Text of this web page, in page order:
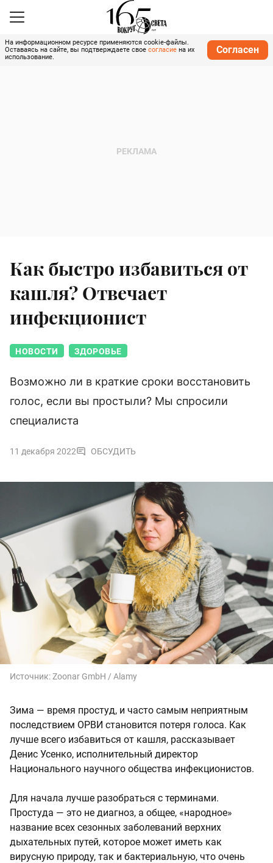
На информационном ресурсе применяются cookie-файлы.
Оставаясь на сайте, вы подтверждаете свое согласие на их
использование.
Согласен
Как быстро избавиться от
кашля? Отвечает
инфекционист
НОВОСТИ ЗДОРОВЬЕ
Возможно ли в краткие сроки восстановить
голос, если вы простыли? Мы спросили
специалиста
11 декабря 2022 ОБСУДИТЬ
Источник:Zoonar GmbH / Alamy
Зима — время простуд, и часто самым неприятным
последствием ОРВИ становится потеря голоса. Как
лучше всего избавиться от кашля, рассказывает
Денис Усенко, исполнительный директор
Национального научного общества инфекционистов.
Для начала лучше разобраться с терминами.
Простуда — это не диагноз, а общее, «народное»
название всех сезонных заболеваний верхних
дыхательных путей, которое может иметь как
вирусную природу, так и бактериальную, что очень